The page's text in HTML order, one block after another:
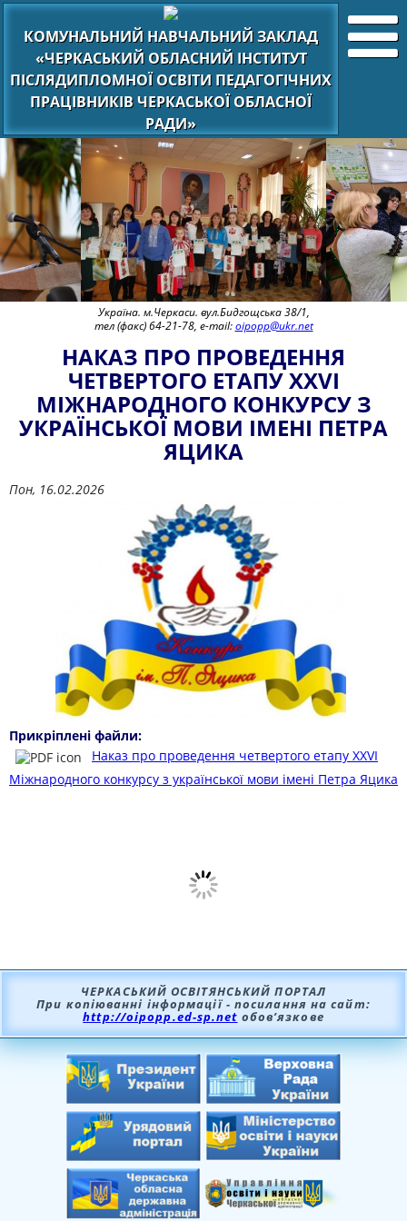
КОМУНАЛЬНИЙ НАВЧАЛЬНИЙ ЗАКЛАД
«ЧЕРКАСЬКИЙ ОБЛАСНИЙ ІНСТИТУТ
ПІСЛЯДИПЛОМНОЇ ОСВІТИ ПЕДАГОГІЧНИХ
ПРАЦІВНИКІВ ЧЕРКАСЬКОЇ ОБЛАСНОЇ
РАДИ»
Україна. м.Черкаси. вул.Бидгощська 38/1,
тел (факс) 64-21-78, e-mail:oipopp@ukr.net
НАКАЗ ПРО ПРОВЕДЕННЯ
ЧЕТВЕРТОГО ЕТАПУ XXVІ
МІЖНАРОДНОГО КОНКУРСУ З
УКРАЇНСЬКОЇ МОВИ ІМЕНІ ПЕТРА
ЯЦИКА
Пон, 16.02.2026
Прикріплені файли:
Наказ про проведення четвертого етапу XXVІ
Міжнародного конкурсу з української мови імені Петра Яцика
ЧЕРКАСЬКИЙ ОСВІТЯНСЬКИЙ ПОРТАЛ
При копіюванні інформації - посилання на сайт:
http://oipopp.ed-sp.net обов’язкове